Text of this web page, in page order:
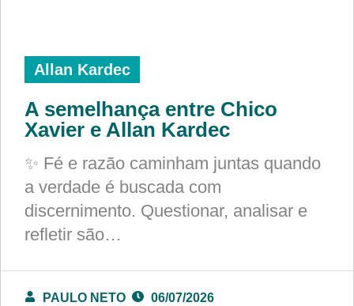
Allan Kardec
A semelhança entre Chico
Xavier e Allan Kardec
✨ Fé e razão caminham juntas quando
a verdade é buscada com
discernimento. Questionar, analisar e
refletir são…
PAULO NETO 06/07/2026